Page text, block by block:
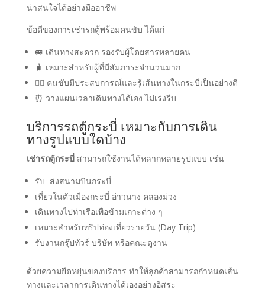
น่าสนใจได้อย่างมืออาชีพ
ข้อดีของการเช่ารถตู้พร้อมคนขับ ได้แก่
🚐 เดินทางสะดวก รองรับผู้โดยสารหลายคน
🧳 เหมาะสำหรับผู้ที่มีสัมภาระจำนวนมาก
👨‍✈️ คนขับมีประสบการณ์และรู้เส้นทางในกระบี่เป็นอย่างดี
⏰ วางแผนเวลาเดินทางได้เอง ไม่เร่งรีบ
บริการรถตู้กระบี่ เหมาะกับการเดิน
ทางรูปแบบใดบ้าง
เช่ารถตู้กระบี่สามารถใช้งานได้หลากหลายรูปแบบ เช่น
รับ–ส่งสนามบินกระบี่
เที่ยวในตัวเมืองกระบี่ อ่าวนาง คลองม่วง
เดินทางไปท่าเรือเพื่อข้ามเกาะต่าง ๆ
เหมาะสำหรับทริปท่องเที่ยวรายวัน (Day Trip)
รับงานกรุ๊ปทัวร์ บริษัท หรือคณะดูงาน
ด้วยความยืดหยุ่นของบริการ ทำให้ลูกค้าสามารถกำหนดเส้น
ทางและเวลาการเดินทางได้เองอย่างอิสระ